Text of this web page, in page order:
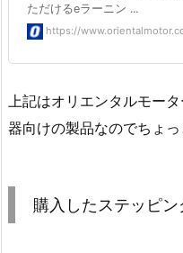
ただけるeラーニン ...
https://
上記はオリエンタルモー
器向けの製品なのでちょっ
購入したステッピ